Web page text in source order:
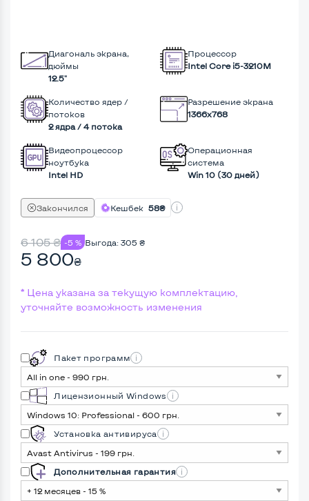
Диагональ экрана,
дюймы
12.5"
Процессор
Intel Core i5-3210M
Количество ядер /
потоков
2 ядра / 4 потока
Разрешение экрана
1366x768
Видеопроцессор
ноутбука
Intel HD
Операционная
система
Win 10 (30 дней)
Закончился Кешбек 58₴
6 105₴ -5 % Выгода: 305 ₴
5 800₴
* Цена указана за текущую комплектацию,
уточняйте возможность изменения
Пакет программ
Лицензионный Windows
Установка антивируса
Дополнительная гарантия